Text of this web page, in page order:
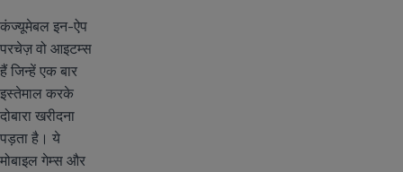
कंज्यूमेबल इन-ऐप
परचेज़ वो आइटम्स
हैं जिन्हें एक बार
इस्तेमाल करके
दोबारा खरीदना
पड़ता है। ये
मोबाइल गेम्स और